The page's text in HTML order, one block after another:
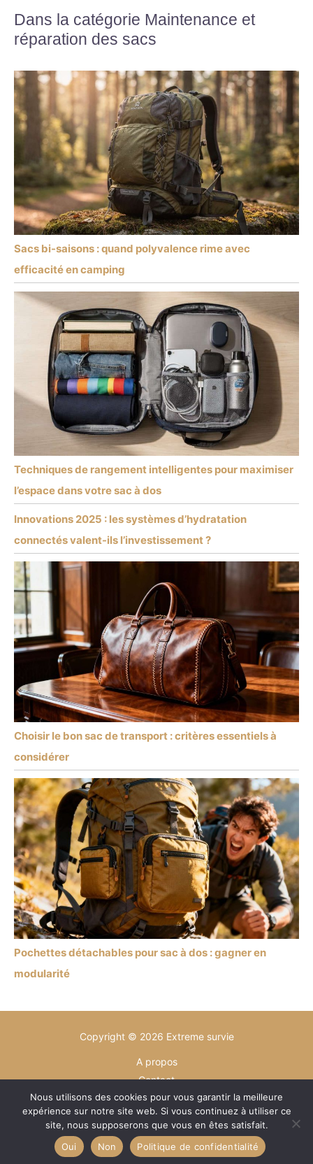
Dans la catégorie Maintenance et
réparation des sacs
Sacs bi-saisons : quand polyvalence rime avec
efficacité en camping
Techniques de rangement intelligentes pour maximiser
l’espace dans votre sac à dos
Innovations 2025 : les systèmes d’hydratation
connectés valent-ils l’investissement ?
Choisir le bon sac de transport : critères essentiels à
considérer
Pochettes détachables pour sac à dos : gagner en
modularité
Copyright © 2026 Extreme survie
A propos
Contact
Plan du site
Mentions légales
Politique de confidentialité
Nous utilisons des cookies pour vous garantir la meilleure
expérience sur notre site web. Si vous continuez à utiliser ce
site, nous supposerons que vous en êtes satisfait.
Oui
Non Politique de confidentialité